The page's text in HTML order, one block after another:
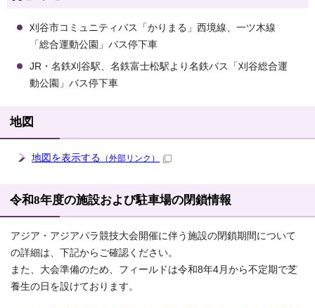
刈谷市コミュニティバス「かりまる」西境線、一ツ木線
「総合運動公園」バス停下車
JR・名鉄刈谷駅、名鉄富士松駅より名鉄バス「刈谷総合運
動公園」バス停下車
地図
地図を表示する （外部リンク）
令和8年度の施設および駐車場の閉鎖情報
アジア・アジアパラ競技大会開催に伴う施設の閉鎖期間について
の詳細は、下記からご確認ください。
また、大会準備のため、フィールドは令和8年4月から不定期で芝
養生の日を設けております。